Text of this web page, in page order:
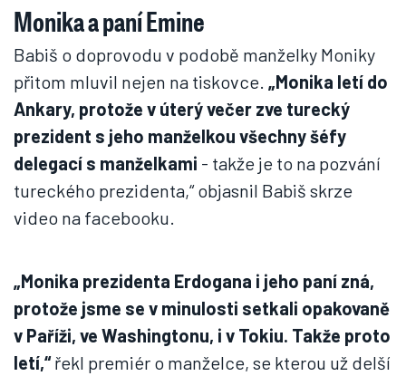
Monika a paní Emine
Babiš o doprovodu v podobě manželky Moniky
přitom mluvil nejen na tiskovce. „Monika letí do
Ankary, protože v úterý večer zve turecký
prezident s jeho manželkou všechny šéfy
delegací s manželkami - takže je to na pozvání
tureckého prezidenta,“ objasnil Babiš skrze
video na facebooku.
„Monika prezidenta Erdogana i jeho paní zná,
protože jsme se v minulosti setkali opakovaně
v Paříži, ve Washingtonu, i v Tokiu. Takže proto
letí,“řekl premiér o manželce, se kterou už delší